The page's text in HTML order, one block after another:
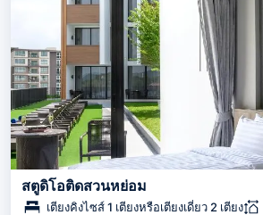
สตูดิโอติดสวนหย่อม
เตียงคิงไซส์ 1 เตียงหรือเตียงเดี่ยว 2 เตียง